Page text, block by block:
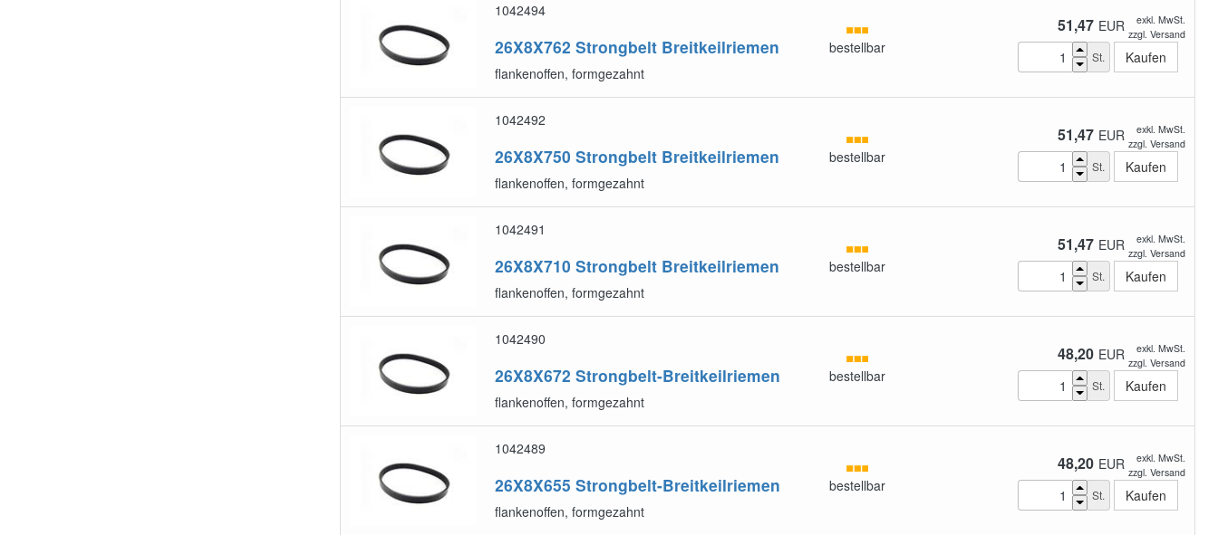
1042494
26X8X762 Strongbelt Breitkeilriemen
flankenoffen, formgezahnt
bestellbar
51,47 EUR
exkl. MwSt.
zzgl. Versand
St.
1042492
26X8X750 Strongbelt Breitkeilriemen
flankenoffen, formgezahnt
bestellbar
51,47 EUR
exkl. MwSt.
zzgl. Versand
St.
1042491
26X8X710 Strongbelt Breitkeilriemen
flankenoffen, formgezahnt
bestellbar
51,47 EUR
exkl. MwSt.
zzgl. Versand
St.
1042490
26X8X672 Strongbelt-Breitkeilriemen
flankenoffen, formgezahnt
bestellbar
48,20 EUR
exkl. MwSt.
zzgl. Versand
St.
1042489
26X8X655 Strongbelt-Breitkeilriemen
flankenoffen, formgezahnt
bestellbar
48,20 EUR
exkl. MwSt.
zzgl. Versand
St.